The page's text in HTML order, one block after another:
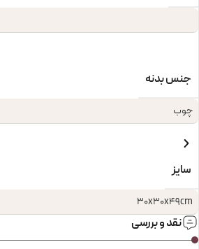
جنس بدنه
چوب
سایز
30x30x49cm
نقد و بررسی